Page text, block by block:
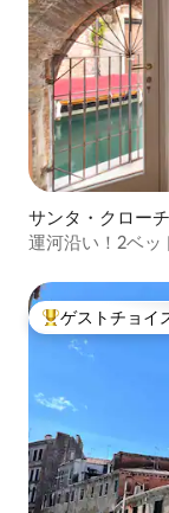
サンタ・クロー
ート
運河沿い！2ベッ
大好評のゲスト
ゲストチョイ